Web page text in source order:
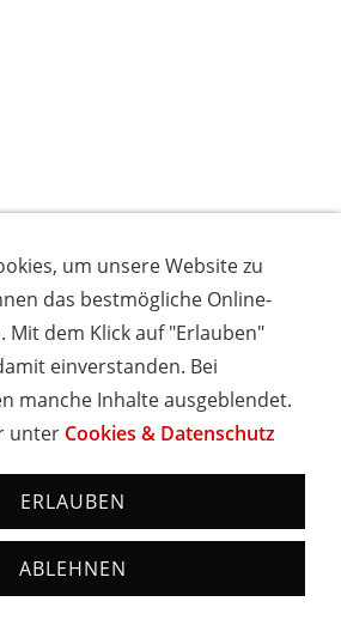
um unsere Website zu
das bestmögliche Online-
Mit dem Klick auf "Erlauben"
einverstanden. Bei
manche Inhalte ausgeblendet.
unter Cookies & Datenschutz
ERLAUBEN
ABLEHNEN